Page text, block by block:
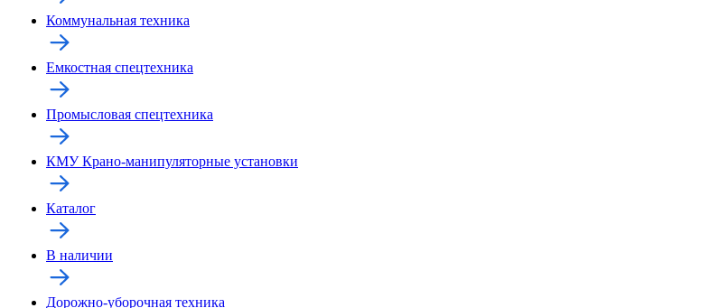
Коммунальная техника
Емкостная спецтехника
Промысловая спецтехника
КМУ Крано-манипуляторные установки
Каталог
В наличии
Дорожно-уборочная техника